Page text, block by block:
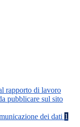
rapporto di lavoro
pubblicare sul sito
dei dati 1